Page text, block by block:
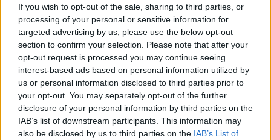
If you wish to opt-out of the sale, sharing to third parties, or
processing of your personal or sensitive information for
targeted advertising by us, please use the below opt-out
section to confirm your selection. Please note that after your
opt-out request is processed you may continue seeing
interest-based ads based on personal information utilized by
us or personal information disclosed to third parties prior to
your opt-out. You may separately opt-out of the further
disclosure of your personal information by third parties on the
IAB’s list of downstream participants. This information may
also be disclosed by us to third parties on the IAB’s List of
Dariaus ir Girėno stadione įvyko 26-ojo
TOPLYGOS turo dvikova tarp „Kauno
Žalgirio“ ir „Hegelmann“ futbolininkų. Jau
pirmajame kėlinyje persvarą susikūrę
kauniečiai šventė pergalę rezultatu 2:0
(2:0).